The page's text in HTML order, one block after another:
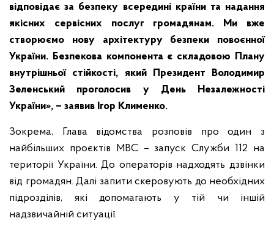
відповідає за безпеку всередині країни та надання
якісних сервісних послуг громадянам. Ми вже
створюємо нову архітектуру безпеки повоєнної
України. Безпекова компонента є складовою Плану
внутрішньої стійкості, який Президент Володимир
Зеленський проголосив у День Незалежності
України», – заявив Ігор Клименко.
Зокрема, Глава відомства розповів про один з
найбільших проєктів МВС – запуск Служби 112 на
території України. До операторів надходять дзвінки
від громадян. Далі запити скеровують до необхідних
підрозділів, які допомагають у тій чи іншій
надзвичайній ситуації.